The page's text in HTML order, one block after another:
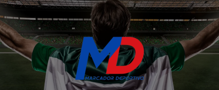
Saltar
al
contenido